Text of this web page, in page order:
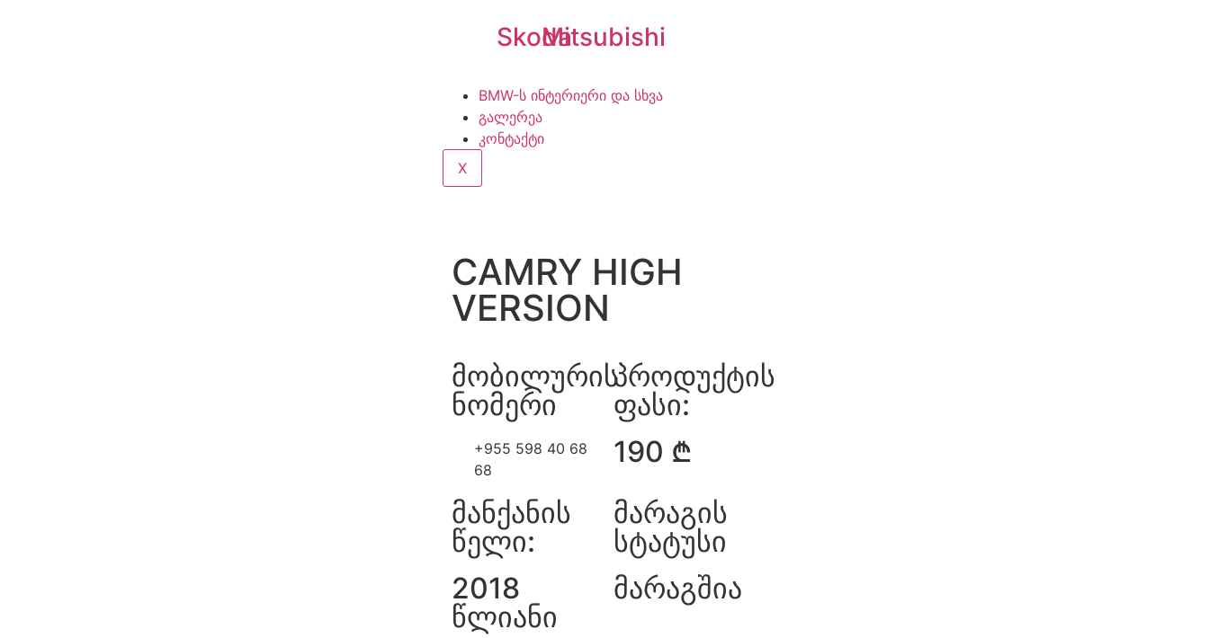
SkodaMitsubishi
BMW-ს ინტერიერი და სხვა
გალერეა
კონტაქტი
X
CAMRY HIGH
VERSION
მობილურის
ნომერი
+955 598 40 68
68
პროდუქტის
ფასი:
190 ₾
მანქანის
წელი:
2018
წლიანი
მარაგის
სტატუსი
მარაგშია